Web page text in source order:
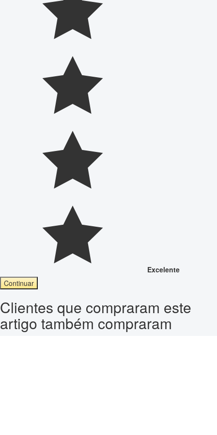
Excelente
Continuar
Clientes que compraram este
artigo também compraram